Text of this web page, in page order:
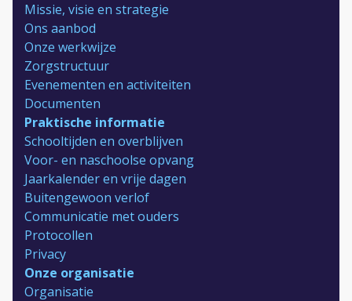
Missie, visie en strategie
Ons aanbod
Onze werkwijze
Zorgstructuur
Evenementen en activiteiten
Documenten
Praktische informatie
Schooltijden en overblijven
Voor- en naschoolse opvang
Jaarkalender en vrije dagen
Buitengewoon verlof
Communicatie met ouders
Protocollen
Privacy
Onze organisatie
Organisatie